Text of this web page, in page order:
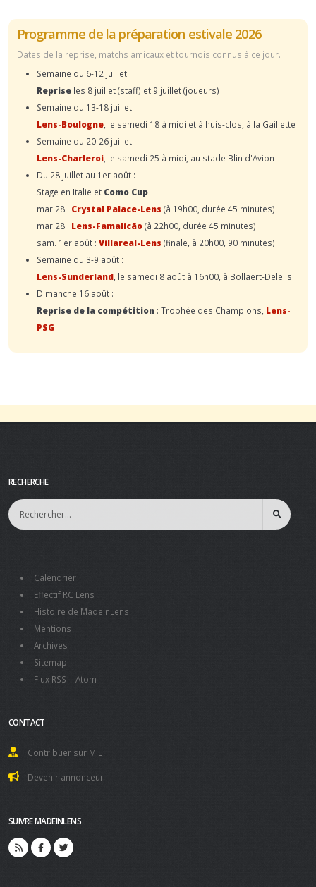
Programme de la préparation estivale 2026
Dates de la reprise, matchs amicaux et tournois connus à ce jour.
Semaine du 6-12 juillet :
Reprise les 8 juillet (staff) et 9 juillet (joueurs)
Semaine du 13-18 juillet :
Lens-Boulogne , le samedi 18 à midi et à huis-clos, à la Gaillette
Semaine du 20-26 juillet :
Lens-Charleroi , le samedi 25 à midi, au stade Blin d'Avion
Du 28 juillet au 1er août :
Stage en Italie et Como Cup
mar.28 : Crystal Palace-Lens (à 19h00, durée 45 minutes)
mar.28 : Lens-Famalicão(à 22h00, durée 45 minutes)
sam. 1er août : Villareal-Lens (finale, à 20h00, 90 minutes)
Semaine du 3-9 août :
Lens-Sunderland , le samedi 8 août à 16h00, à Bollaert-Delelis
Dimanche 16 août :
Reprise de la compétition : Trophée des Champions, Lens-
PSG
RECHERCHE
Calendrier
Effectif RC Lens
Histoire de MadeInLens
Mentions
Archives
Sitemap
Flux RSS | Atom
CONTACT
Contribuer sur MiL
Devenir annonceur
SUIVRE MADEINLENS